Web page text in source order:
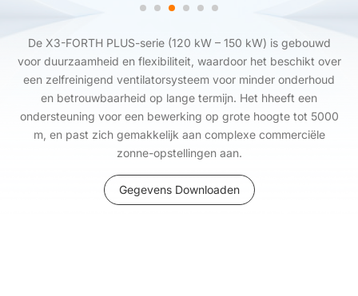
De X3-FORTH PLUS-serie (120 kW – 150 kW) is gebouwd
voor duurzaamheid en flexibiliteit, waardoor het beschikt over
een zelfreinigend ventilatorsysteem voor minder onderhoud
en betrouwbaarheid op lange termijn. Het hheeft een
ondersteuning voor een bewerking op grote hoogte tot 5000
m, en past zich gemakkelijk aan complexe commerciële
zonne-opstellingen aan.
Gegevens Downloaden